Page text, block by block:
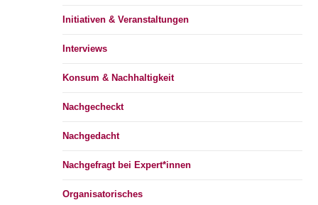
Initiativen & Veranstaltungen
Interviews
Konsum & Nachhaltigkeit
Nachgecheckt
Nachgedacht
Nachgefragt bei Expert*innen
Organisatorisches